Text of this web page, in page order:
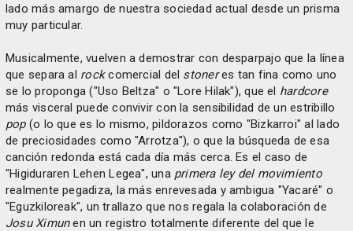
lado más amargo de nuestra sociedad actual desde un prisma
muy particular.
Musicalmente, vuelven a demostrar con desparpajo que la línea
que separa al rockcomercial del stoneres tan fina como uno
se lo proponga ("Uso Beltza" o "Lore Hilak"), que el hardcore
más visceral puede convivir con la sensibilidad de un estribillo
pop(o lo que es lo mismo, pildorazos como "Bizkarroi" al lado
de preciosidades como "Arrotza"), o que la búsqueda de esa
canción redonda está cada día más cerca. Es el caso de
"Higiduraren Lehen Legea", una primera ley del movimiento
realmente pegadiza, la más enrevesada y ambigua "Yacaré" o
"Eguzkiloreak", un trallazo que nos regala la colaboración de
Josu Ximunen un registro totalmente diferente del que le